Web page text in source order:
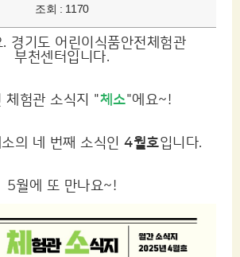
조회 : 1170
. 경기도 어린이식품안전체험관
부천센터입니다.
험관 소식지 "체소"에요~!
의 네 번째 소식인 4월호입니다.
5월에 또 만나요~!